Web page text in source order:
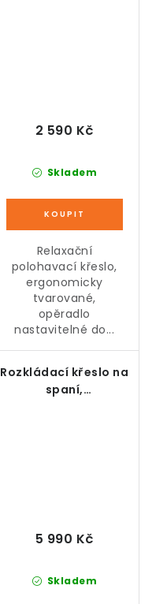
Skladem
2 590 Kč
Relaxační
polohavací křeslo,
ergonomicky
tvarované,
opěradlo
nastavitelné do...
Rozkládací křeslo na
spaní,
Skladem
5 990 Kč